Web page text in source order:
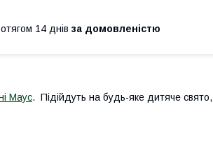
14 днів за домовленістю
Маус. Підійдуть на будь-яке дитяче свято,